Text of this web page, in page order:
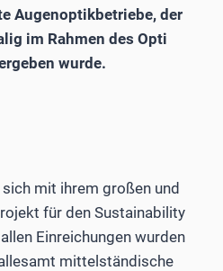
Augenoptikbetriebe, der
im Rahmen des Opti
wurde.
mit ihrem großen und
für den Sustainability
Einreichungen wurden
mittelständische